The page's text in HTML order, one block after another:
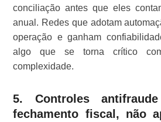
conciliação antes que eles
anual. Redes que adotam
operação e ganham
algo que se torna crítico
complexidade.
5. Controles
fechamento fiscal, não